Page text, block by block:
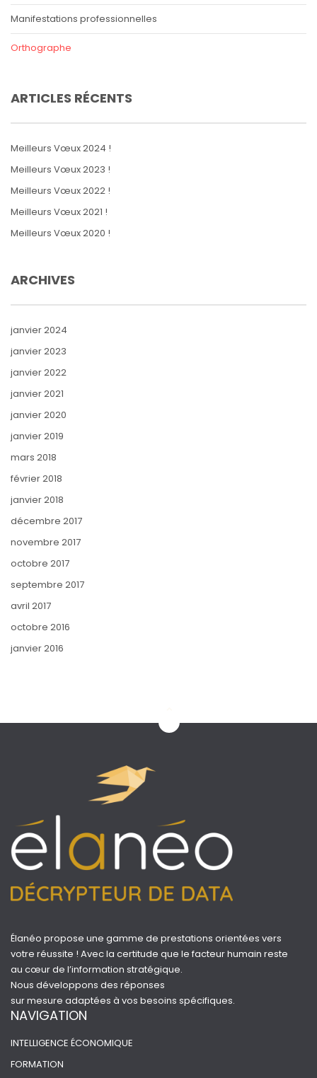
Manifestations professionnelles
Orthographe
ARTICLES RÉCENTS
Meilleurs Vœux 2024 !
Meilleurs Vœux 2023 !
Meilleurs Vœux 2022 !
Meilleurs Vœux 2021 !
Meilleurs Vœux 2020 !
ARCHIVES
janvier 2024
janvier 2023
janvier 2022
janvier 2021
janvier 2020
janvier 2019
mars 2018
février 2018
janvier 2018
décembre 2017
novembre 2017
octobre 2017
septembre 2017
avril 2017
octobre 2016
janvier 2016
Élanéo propose une gamme de prestations orientées vers
votre réussite ! Avec la certitude que le facteur humain reste
au cœur de l’information stratégique.
Nous développons des réponses
sur mesure adaptées à vos besoins spécifiques.
NAVIGATION
INTELLIGENCE ÉCONOMIQUE
FORMATION